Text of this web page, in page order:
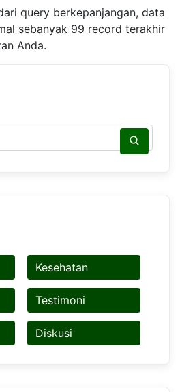
query berkepanjangan, data
sebanyak 99 record terakhir
Anda.
Kesehatan
Testimoni
Diskusi